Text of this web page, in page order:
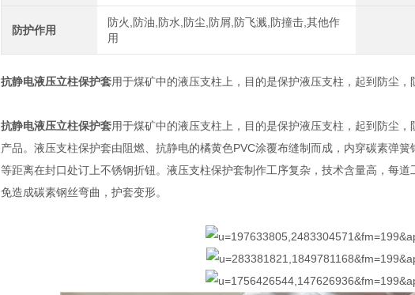
防护作用
防火,防油,防水,防尘,防屑,防飞溅,防撞击,其他作
用
抗静电液压立柱保护套用于煤矿中的液压支柱上，目的是保护液压支柱，起到防尘
抗静电液压立柱保护套用于煤矿中的液压支柱上，目的是保护液压支柱，起到防尘
产品。液压支柱保护套由阻燃、抗静电的橘黄色PVC涂覆布缝制而成，内穿碳素弹
等距离在封口处订上不锈钢折钮。液压支柱保护套制作工序复杂，技术含量高，每
免造成碳素钢丝弯曲，护套变形。